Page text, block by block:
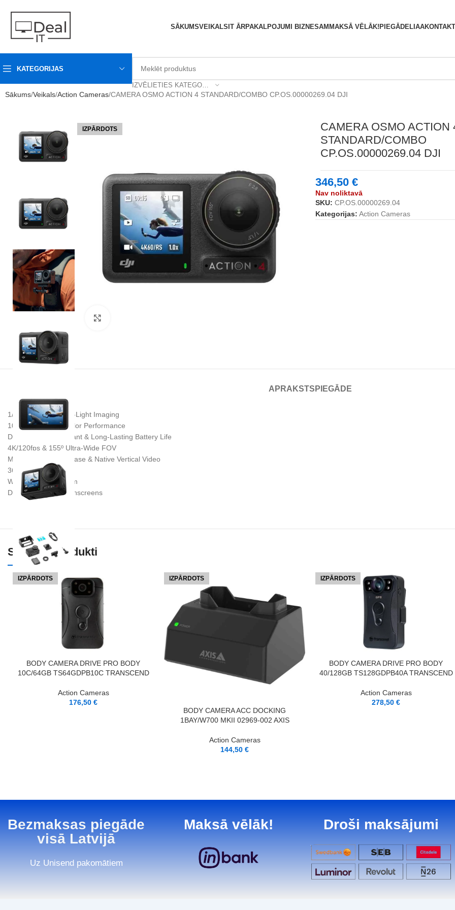
SĀKUMSVEIKALS IT ĀRPAKALPOJUMI BIZNESAM MAKSĀ VĒLĀK! PIEGĀDELIAAKONTAKTI
KATEGORIJAS
IZVĒLIETIES KATEGORIJU
Sākums Veikals Action Cameras CAMERA OSMO ACTION 4 STANDARD/COMBO CP.OS.00000269.04 DJI
IZPĀRDOTS
CAMERA OSMO ACTION
STANDARD/COMBO
CP.OS.00000269.04 DJI
346,50 €
Nav noliktavā
SKU: CP.OS.00000269.04
Kategorijas: Action Cameras
APRAKSTS PIEGĀDE
1/1.3″ Sensor & Low-Light Imaging
10-bit & D-Log M Color Performance
Deep-Freeze Resistant & Long-Lasting Battery Life
4K/120fps & 155º Ultra-Wide FOV
Magnetic Quick Release & Native Vertical Video
360° HorizonSteady
Waterproof up to 18m
Dual Full-Color Touchscreens
Saistītie Produkti
IZPĀRDOTS
LASĪT VAIRĀK
BODY CAMERA DRIVE PRO BODY
10C/64GB TS64GDPB10C TRANSCEND
Action Cameras
176,50 €
IZPĀRDOTS
LASĪT VAIRĀK
BODY CAMERA ACC DOCKING
1BAY/W700 MKII 02969-002 AXIS
Action Cameras
144,50 €
IZPĀRDOTS
LASĪT VAIRĀK
BODY CAMERA DRIVE PRO BODY
40/128GB TS128GDPB40A TRANSCEND
Action Cameras
278,50 €
Bezmaksas piegāde
visā Latvijā
Uz Unisend pakomātiem
Maksā vēlāk! Droši maksājumi